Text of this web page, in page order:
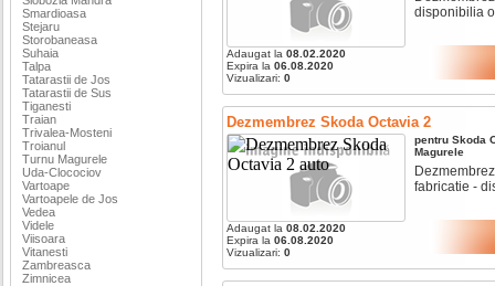
Smardioasa
Stejaru
Storobaneasa
Suhaia
Talpa
Tatarastii de Jos
Tatarastii de Sus
Tiganesti
Traian
Trivalea-Mosteni
Troianul
Turnu Magurele
Uda-Clocociov
Vartoape
Vartoapele de Jos
Vedea
Videle
Viisoara
Vitanesti
Zambreasca
Zimnicea
Adaugat la 08.02.2020
Expira la 06.08.2020
Vizualizari: 0
disponibilia
Dezmembrez Skoda Octavia 2
Adaugat la 08.02.2020
Expira la 06.08.2020
Vizualizari: 0
pentru Skoda
Magurele
fabricatie -